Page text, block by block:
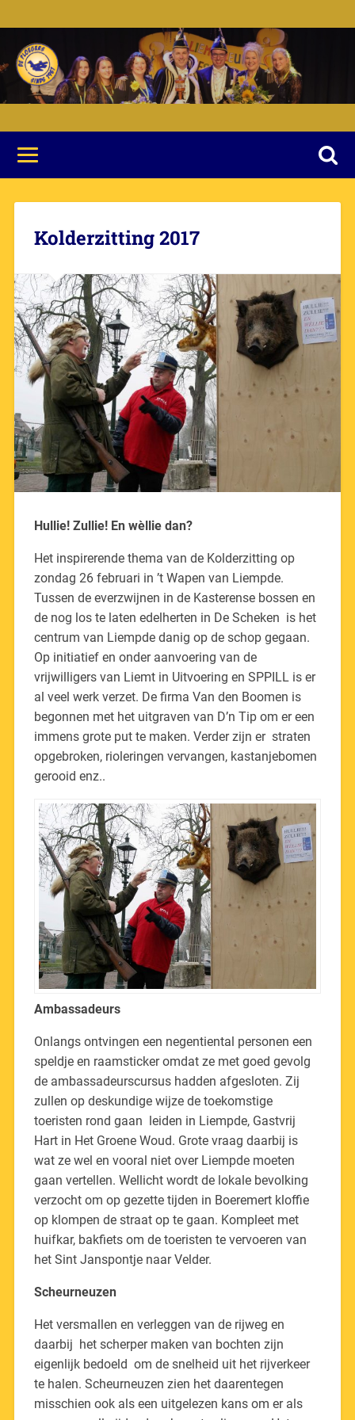
Kolderzitting 2017
Hullie! Zullie! En wèllie dan?
Het inspirerende thema van de Kolderzitting op
zondag 26 februari in ’t Wapen van Liempde.
Tussen de everzwijnen in de Kasterense bossen en
de nog los te laten edelherten in De Scheken is het
centrum van Liempde danig op de schop gegaan.
Op initiatief en onder aanvoering van de
vrijwilligers van Liemt in Uitvoering en SPPILL is er
al veel werk verzet. De firma Van den Boomen is
begonnen met het uitgraven van D’n Tip om er een
immens grote put te maken. Verder zijn er straten
opgebroken, rioleringen vervangen, kastanjebomen
gerooid enz..
Ambassadeurs
Onlangs ontvingen een negentiental personen een
speldje en raamsticker omdat ze met goed gevolg
de ambassadeurscursus hadden afgesloten. Zij
zullen op deskundige wijze de toekomstige
toeristen rond gaan leiden in Liempde, Gastvrij
Hart in Het Groene Woud. Grote vraag daarbij is
wat ze wel en vooral niet over Liempde moeten
gaan vertellen. Wellicht wordt de lokale bevolking
verzocht om op gezette tijden in Boeremert kloffie
op klompen de straat op te gaan. Kompleet met
huifkar, bakfiets om de toeristen te vervoeren van
het Sint Janspontje naar Velder.
Scheurneuzen
Het versmallen en verleggen van de rijweg en
daarbij het scherper maken van bochten zijn
eigenlijk bedoeld om de snelheid uit het rijverkeer
te halen. Scheurneuzen zien het daarentegen
misschien ook als een uitgelezen kans om er als